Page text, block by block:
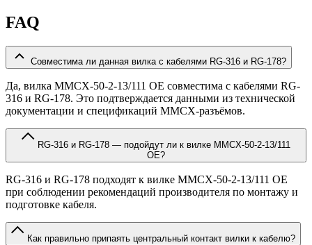
FAQ
Совместима ли данная вилка с кабелями RG-316 и RG-178?
Да, вилка MMCX-50-2-13/111 OE совместима с кабелями RG-
316 и RG-178. Это подтверждается данными из технической
документации и спецификаций MMCX-разъёмов.
OE?
RG-316 и RG-178 подходят к вилке MMCX-50-2-13/111 OE
при соблюдении рекомендаций производителя по монтажу и
подготовке кабеля.
Как правильно припаять центральный контакт вилки к кабелю?